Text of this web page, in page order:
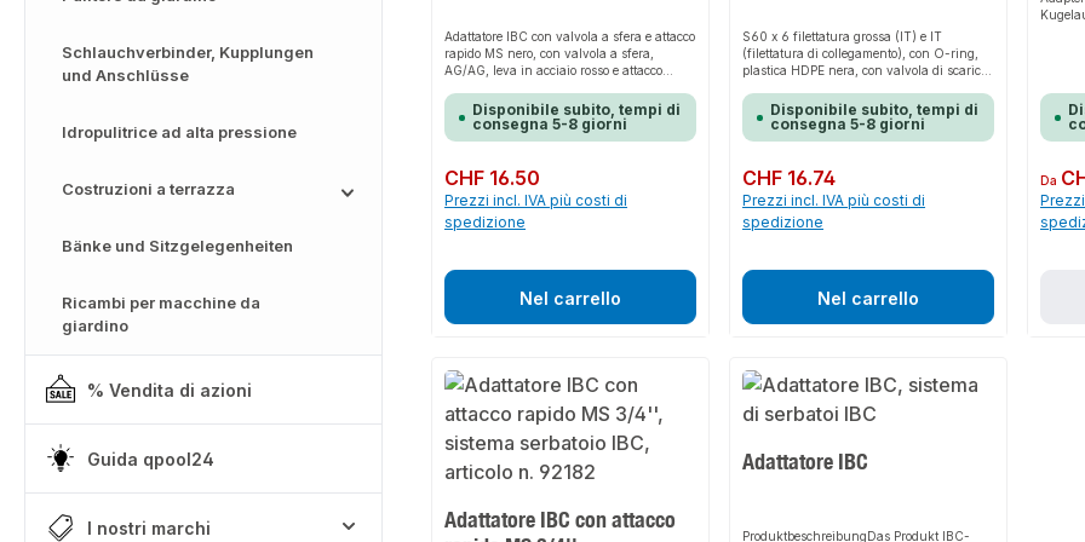
Schlauchverbinder, Kupplungen
und Anschlüsse
Idropulitrice ad alta pressione
Costruzioni a terrazza
Bänke und Sitzgelegenheiten
Ricambi per macchine da
giardino
% Vendita di azioni
Guida qpool24
I nostri marchi
Adattatore IBC con valvola a sfera e attacco
rapido MS nero, con valvola a sfera,
AG/AG, leva in acciaio rosso e attacco
mm, utilizzare solo per acqua di
servizio/industriale
Disponibile subito, tempi di
consegna 5-8 giorni
Prezzo normale:
CHF 16.50
Prezzi incl. IVA più costi di
spedizione
Nel carrello
S60 x 6 filettatura grossa (IT) e IT
(filettatura di collegamento), con O-ring,
plastica HDPE nera, con valvola di scarico
tubo flessibile, leva in acciaio rosso,
minivalvola con attacco a pressione,
utilizzo solo per acqua
Disponibile subito, tempi di
consegna 5-8 giorni
Prezzo normale:
CHF 16.74
Prezzi incl. IVA più costi di
spedizione
Nel carrello
Halt
Wahl
Prezzo
Da
Adattatore IBC con attacco
Adattatore IBC
ProduktbeschreibungDas Produkt IBC-